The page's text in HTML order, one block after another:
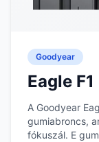
Goodyear
Eagle
A Goodyear
gumiabroncs,
fókuszál. E